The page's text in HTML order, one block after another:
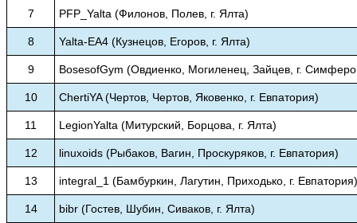
7 PFP_Yalta (Филонов, Полев, г. Ялта)
8 Yalta-EA4 (Кузнецов, Егоров, г. Ялта)
9 BosesofGym (Овдиенко, Могиленец, Зайцев, г.
10 ChertiYA (Чертов, Чертов, Яковенко, г. Евпатория)
11 LegionYalta (Митурский, Борцова, г. Ялта)
12 linuxoids (Рыбаков, Вагин, Проскуряков, г. Евпатория)
13 integral_1 (Бамбуркин, Лагутин, Приходько, г. Евпатория)
14 bibr (Гостев, Шубин, Сиваков, г. Ялта)